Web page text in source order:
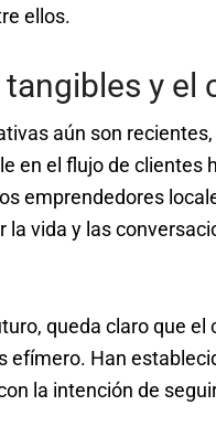
ellos.
y el
aún son
en el flujo de clientes
emprendedores
la vida y las
queda claro que
efímero. Han
la intención de